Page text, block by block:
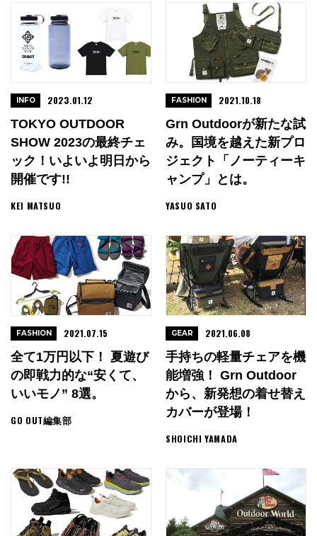
TOKYO OUTDOOR
SHOW 2023の最終チェ
ック！いよいよ明日から
開催です!!
KEI MATSUO
INFO 2023.01.12
Grn Outdoorが新たな試
み。国境を越えた新プロ
ジェクト「ノーティーキ
ャンプ」とは。
YASUO SATO
FASHION 2021.10.18
全て1万円以下！ 夏遊び
の即戦力的な“安くて、
いいモノ” 8選。
GO OUT編集部
FASHION 2021.07.15
手持ちの軽量チェアを機
能増強！ Grn Outdoor
から、新発想の着せ替え
カバーが登場！
SHOICHI YAMADA
GEAR 2021.06.08